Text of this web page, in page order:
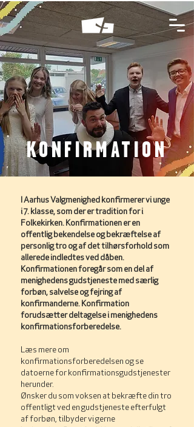
KONFIRMATION
I Aarhus Valgmenighed konfirmerer vi unge
i 7. klasse, som der er tradition for i
Folkekirken. Konfirmationen er en
offentlig bekendelse og bekræftelse af
personlig tro og af det tilhørsforhold som
allerede indledtes ved dåben.
Konfirmationen foregår som en del af
menighedens gudstjeneste med særlig
forbøn, salvelse og fejring af
konfirmanderne. Konfirmation
forudsætter deltagelse i menighedens
konfirmationsforberedelse.
Læs mere om
konfirmationsforberedelsen og se
datoerne for konfirmationsgudstjenester
herunder.
Ønsker du som voksen at bekræfte din tro
offentligt ved en gudstjeneste efterfulgt
af forbøn, tilbyder vi gerne